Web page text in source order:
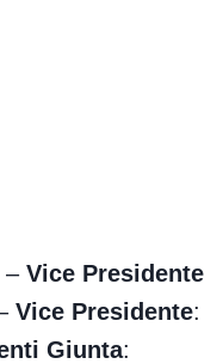
– Vice Presidente
Vice Presidente:
Giunta: